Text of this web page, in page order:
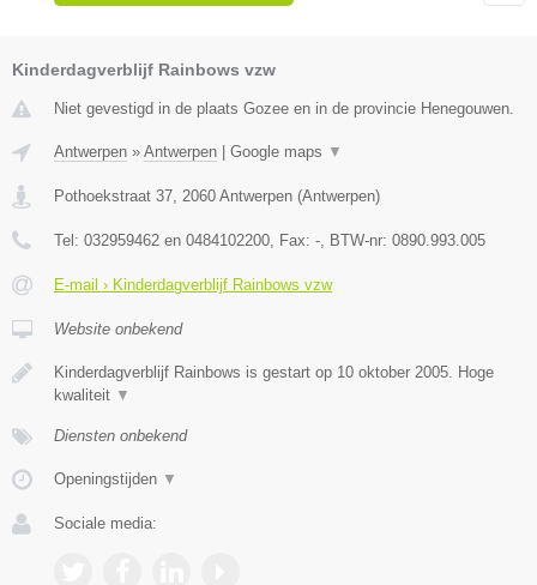
Kinderdagverblijf Rainbows vzw
Niet gevestigd in de plaats Gozee en in de provincie Henegouwen.
Antwerpen » Antwerpen | Google maps ▼
Pothoekstraat 37 2060 Antwerpen (Antwerpen)
Tel: 032959462 en 0484102200 , Fax: - , BTW-nr: 0890.993.005
E-mail › Kinderdagverblijf Rainbows vzw
Website onbekend
Kinderdagverblijf Rainbows is gestart op 10 oktober 2005. Hoge
kwaliteit ▼
Diensten onbekend
Openingstijden ▼
Sociale media: